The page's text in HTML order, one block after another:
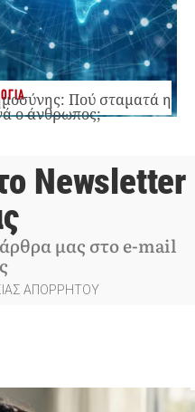
Πού σταματά η
ο άνθρωπος;
Newsletter
μας στο e-mail
ΑΠΟΡΡΗΤΟΥ